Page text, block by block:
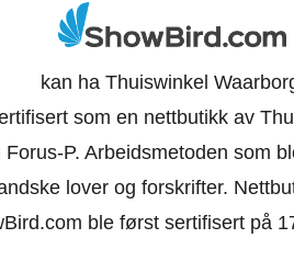
kan ha Thuiswinkel
som en nettbutikk av
P. Arbeidsmetoden som
lover og forskrifter.
ble først sertifisert på